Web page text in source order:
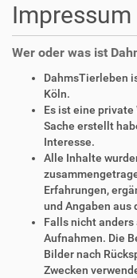
Impressum
Wer oder was ist
DahmsTierleben
Köln.
Es ist eine private
Sache erstellt
Interesse.
Alle Inhalte
Erfahrungen,
und Angaben aus
Falls nicht
Aufnahmen. Die
Bilder nach
Zwecken